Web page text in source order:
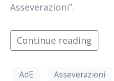
Asseverazioni”.
Continue reading
AdE Asseverazioni